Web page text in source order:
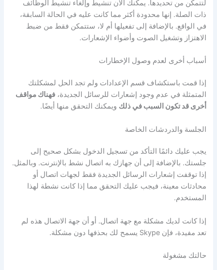
لتتمكن من تحديدها. يمكنك الآن تنشيط وإلغاء تنشيط الوظائف
ذات الصلة. إنها محدودة أكثر مما كانت عليه في الحالة السابقة،
في الواقع. بالإضافة إلى تفعيلها أم لا، ستتمكن فقط من ضبط
الاهتزاز وتشغيل الصوت وأضواء الإشعارات.
أسباب أخرى لعدم وصول الإخطارات
إذا قمت باستكشاف قسم الإعدادات ولم تجد الحل لمشكلتك
المتمثلة في عدم وجود إشعارات للرسائل الجديدة،فهناك مواقف
أخرى قد تكون السبب في ذلك ويمكنك التحقق منها أيضًا.
الجلسة والدردشات الخاصة
يجب عليك دائمًا التأكد من تسجيل الدخول بشكل صحيح إلى
جلستك. بالإضافة إلى أن جهازك به اتصال نشط بالإنترنت. وبالمثل.
إذا توقفت إشعارات الرسائل الجديدة فقط لجهات اتصال أو
محادثات معينة، فيجب عليك التحقق مما إذا كانت نشطة لهذا
المستخدم.
إذا كانت لديك مشكلة مع جهة اتصال. أو أن جهة الاتصال هذه لم
تعد مفيدة، فإن Skype يسمح لك بحذفها دون مشكلة.
حالتك مشغولة